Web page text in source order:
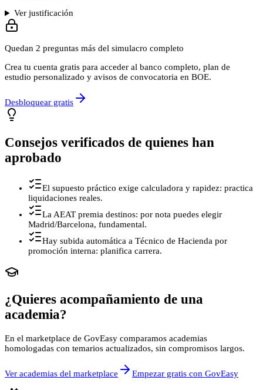
Ver justificación
Quedan 2 preguntas más del simulacro completo
Crea tu cuenta gratis para acceder al banco completo, plan de
estudio personalizado y avisos de convocatoria en BOE.
Desbloquear gratis
Consejos verificados de quienes han
aprobado
El supuesto práctico exige calculadora y rapidez: practica
liquidaciones reales.
La AEAT premia destinos: por nota puedes elegir
Madrid/Barcelona, fundamental.
Hay subida automática a Técnico de Hacienda por
promoción interna: planifica carrera.
¿Quieres acompañamiento de una
academia?
En el marketplace de GovEasy comparamos academias
homologadas con temarios actualizados, sin compromisos largos.
Ver academias del marketplace Empezar gratis con GovEasy